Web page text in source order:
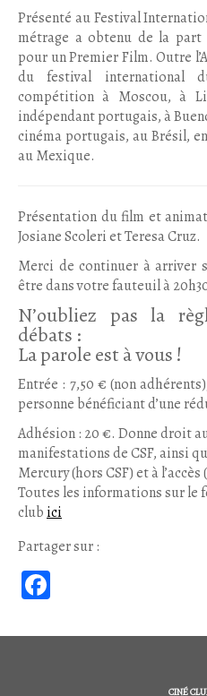
Présenté au Festival
métrage a obtenu de la
pour un Premier Film. Outre
du festival international
compétition à Moscou, à
indépendant portugais, à
cinéma portugais, au Brésil,
au Mexique.
Présentation du film et
Josiane Scoleri et Teresa Cruz.
Merci de continuer à arriver
être dans votre fauteuil à
N’oubliez pas la
débats :
La parole est à vous !
Entrée : 7,50 € (non
personne bénéficiant d’une
Adhésion : 20 €. Donne droit
manifestations de CSF, ainsi
Mercury (hors CSF) et à
Toutes les informations sur le
club ici
Partager sur :
b
CINÉ